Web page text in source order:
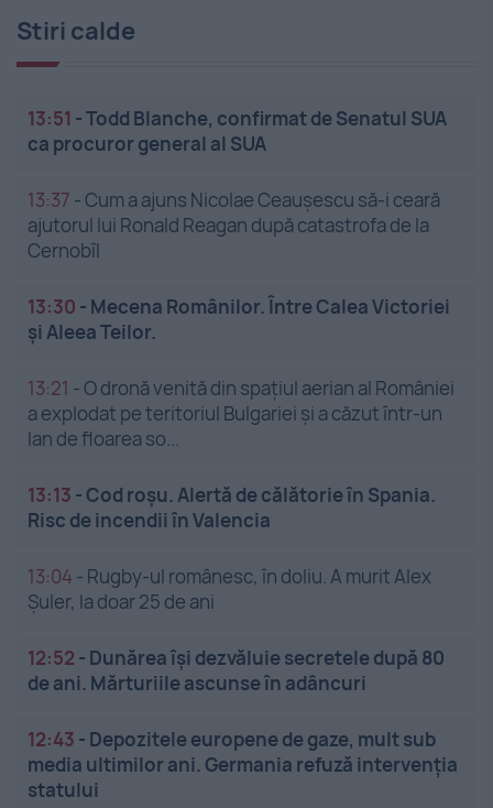
Stiri calde
13:51 -Todd Blanche, confirmat de Senatul SUA
ca procuror general al SUA
13:37 -Cum a ajuns Nicolae Ceaușescu să-i ceară
ajutorul lui Ronald Reagan după catastrofa de la
Cernobîl
13:30 - Mecena Românilor. Între Calea Victoriei
și Aleea Teilor.
13:21 -O dronă venită din spațiul aerian al României
a explodat pe teritoriul Bulgariei și a căzut într-un
lan de floarea so...
13:13 -Cod roșu. Alertă de călătorie în Spania.
Risc de incendii în Valencia
13:04 - Rugby-ul românesc, în doliu. A murit Alex
Șuler, la doar 25 de ani
12:52 - Dunărea își dezvăluie secretele după 80
de ani. Mărturiile ascunse în adâncuri
12:43 - Depozitele europene de gaze, mult sub
media ultimilor ani. Germania refuză intervenția
statului